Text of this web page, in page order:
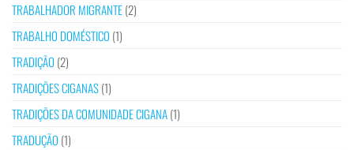
TRABALHADOR MIGRANTE(2)
TRABALHO DOMÉSTICO (1)
TRADIÇÃO (2)
TRADIÇÕES CIGANAS(1)
TRADIÇÕES DA COMUNIDADE CIGANA(1)
TRADUÇÃO (1)